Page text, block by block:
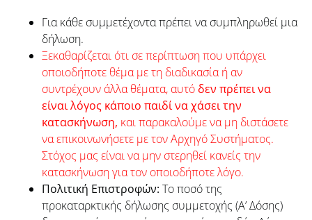
Για κάθε συμμετέχοντα πρέπει να συμπληρωθεί μια
δήλωση.
Ξεκαθαρίζεται ότι σε περίπτωση που υπάρχει
οποιοδήποτε θέμα με τη διαδικασία ή αν
συντρέχουν άλλα θέματα, αυτό δεν πρέπει να
είναι λόγος κάποιο παιδί να χάσει την
κατασκήνωση, και παρακαλούμε να μη διστάσετε
να επικοινωνήσετε με τον Αρχηγό Συστήματος.
Στόχος μας είναι να μην στερηθεί κανείς την
κατασκήνωση για τον οποιοδήποτε λόγο.
Πολιτική Επιστροφών: Το ποσό της
προκαταρκτικής δήλωσης συμμετοχής (Α’ Δόσης)